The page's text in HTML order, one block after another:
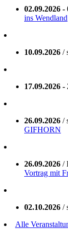
02.09.2026 -
ins Wendland
10.09.2026 /
17.09.2026 -
26.09.2026 /
GIFHORN
26.09.2026 /
Vortrag mit
02.10.2026 /
Alle